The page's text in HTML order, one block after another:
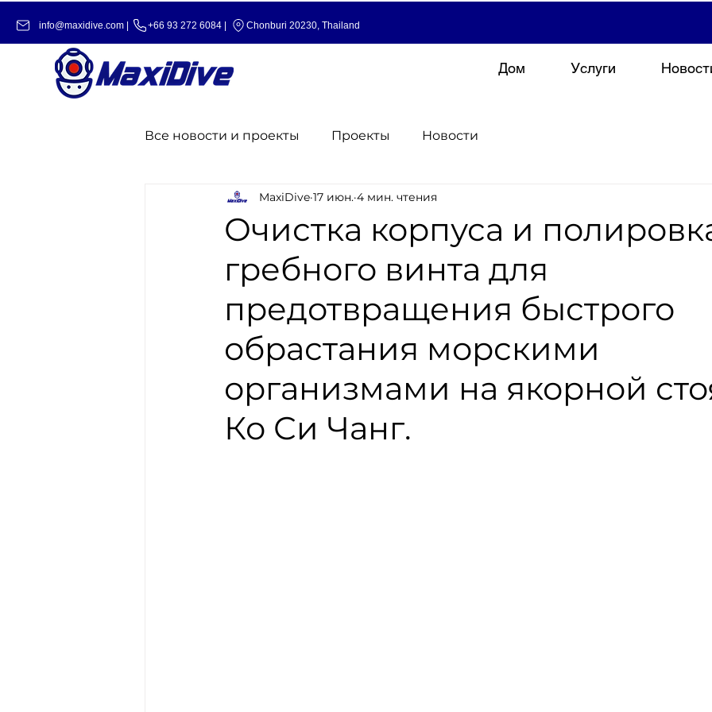
info@maxidive.com | +66 93 272 6084​​ | Chonburi 20230, Thailand
Дом Услуги
Все новости и проекты Проекты Новости
Очистка корпуса и
гребного винта для
предотвращения быстрого
обрастания морскими
организмами на якорной
Ко Си Чанг.
MaxiDive 17 июн. 4 мин. чтения